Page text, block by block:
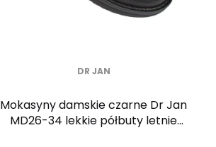
DR JAN
Mokasyny damskie czarne Dr Jan
MD26-34 lekkie półbuty letnie